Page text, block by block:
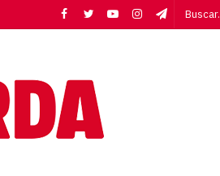
Telegram
Instagram
YouTube
Twitter
Facebook